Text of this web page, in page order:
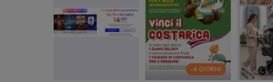
-4 GIORNI